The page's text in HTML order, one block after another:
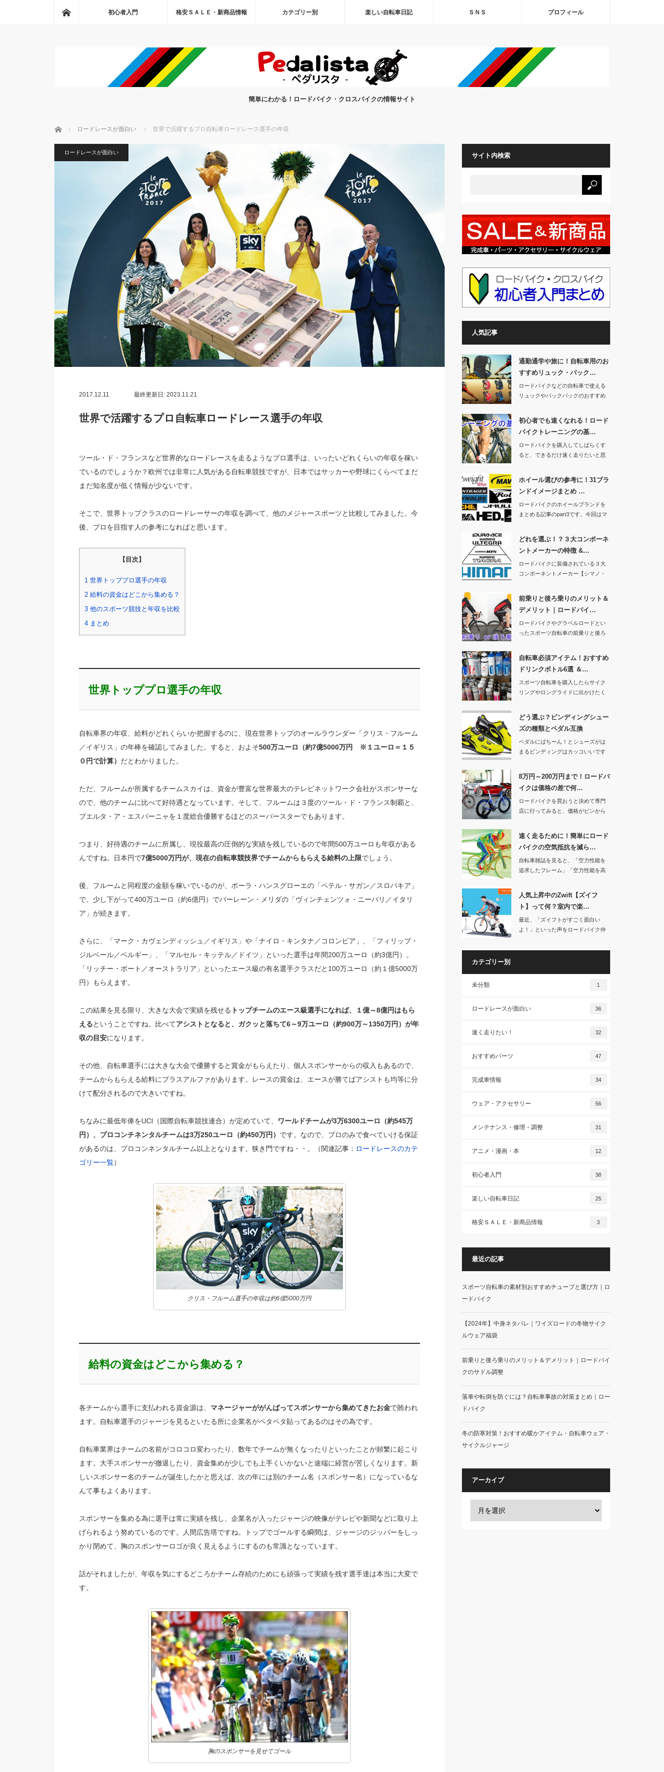
初心者入門 格安ＳＡＬＥ・新商品情報 カテゴリー別 楽しい自転車日記 ＳＮＳ プロフィール
簡単にわかる！ロードバイク・クロスバイクの情報サイト
ホーム ロードレースが面白い 世界で活躍するプロ自転車ロードレース選手の年収
ロードレースが面白い
2017.12.11 最終更新日: 2023.11.21
世界で活躍するプロ自転車ロードレース選手の年収
ツール・ド・フランスなど世界的なロードレースを走るようなプロ選手は、いったいどれくらいの年収を稼い
でいるのでしょうか？欧州では非常に人気がある自転車競技ですが、日本ではサッカーや野球にくらべてまだ
まだ知名度が低く情報が少ないです。
そこで、世界トップクラスのロードレーサーの年収を調べて、他のメジャースポーツと比較してみました。今
後、プロを目指す人の参考になればと思います。
【目次】
1 世界トッププロ選手の年収
2給料の資金はどこから集める？
3他のスポーツ競技と年収を比較
4まとめ
世界トッププロ選手の年収
自転車界の年収、給料がどれくらいか把握するのに、現在世界トップのオールラウンダー「クリス・フルーム
／イギリス」の年棒を確認してみました。すると、およそ500万ユーロ（約7億5000万円 ※１ユーロ＝１５
０円で計算） だとわかりました。
ただ、フルームが所属するチームスカイは、資金が豊富な世界最大のテレビネットワーク会社がスポンサーな
ので、他のチームに比べて好待遇となっています。そして、フルームは３度のツール・ド・フランス制覇と、
ブエルタ・ア・エスパーニャを１度総合優勝するほどのスーパースターでもあります。
つまり、好待遇のチームに所属し、現役最高の圧倒的な実績を残しているので年間500万ユーロも年収がある
んですね。日本円で7億5000万円が、現在の自転車競技界でチームからもらえる給料の上限でしょう。
後、フルームと同程度の金額を稼いでいるのが、ボーラ・ハンスグローエの「ペテル・サガン／スロバキア」
で、少し下がって400万ユーロ（約6億円）でバーレーン・メリダの「ヴィンチェンツォ・ニーバリ／イタリ
ア」が続きます。
さらに、「マーク・カヴェンディッシュ／イギリス」や「ナイロ・キンタナ／コロンビア」、「フィリップ・
ジルベール／ベルギー」、「マルセル・キッテル／ドイツ」といった選手は年間200万ユーロ（約3億円）。
「リッチー・ポート／オーストラリア」といったエース級の有名選手クラスだと100万ユーロ（約１億5000万
円）もらえます。
この結果を見る限り、大きな大会で実績を残せる トップチームのエース級選手になれば、１億～8億円はもら
えるということですね。比べてアシストとなると、ガクッと落ちて6～9万ユーロ（約900万～1350万円）が年
収の目安になります。
その他、自転車選手には大きな大会で優勝すると賞金がもらえたり、個人スポンサーからの収入もあるので、
チームからもらえる給料にプラスアルファがあります。レースの賞金は、エースが勝てばアシストも均等に分
けて配分されるので大きいですね。
ちなみに最低年俸をUCI（国際自転車競技連合）が定めていて、
ワールドチームが3万6300ユーロ（約545万
円）、プロコンチネンタルチームは3万250ユーロ（約450万円） です。なので、プロのみで食べていける保証
があるのは、プロコンネンタルチーム以上となります。狭き門ですね・・。（関連記事： ロードレースのカテ
ゴリー一覧）
クリス・フルーム選手の年収は約6億5000万円
給料の資金はどこから集める？
各チームから選手に支払われる資金源は、 マネージャーががんばってスポンサーから集めてきたお金で賄われ
ます。自転車選手のジャージを見るといたる所に企業名がペタペタ貼ってあるのはその為です。
自転車業界はチームの名前がコロコロ変わったり、数年でチームが無くなったりといったことが頻繁に起こり
ます。大手スポンサーが撤退したり、資金集めが少しでも上手くいかないと途端に経営が苦しくなります。新
しいスポンサー名のチームが誕生したかと思えば、次の年には別のチーム名（スポンサー名）になっているな
んて事もよくあります。
スポンサーを集める為に選手は常に実績を残し、企業名が入ったジャージの映像がテレビや新聞などに取り上
げられるよう努めているのです。人間広告塔ですね。トップでゴールする瞬間は、ジャージのジッパーをしっ
かり閉めて、胸のスポンサーロゴが良く見えるようにするのも常識となっています。
話がそれましたが、年収を気にするどころかチーム存続のためにも頑張って実績を残す選手達は本当に大変で
す。
胸のスポンサーを見せてゴール
サイト内検索
人気記事
通勤通学や旅に！自転車用のお
すすめリュック・バック…
ロードバイクなどの自転車で使える
リュックやバックパックのおすすめ
初心者でも速くなれる！ロード
バイクトレーニングの基…
ロードバイクを購入してしばらくす
ると、できるだけ速く走りたいと思
ホイール選びの参考に！31ブラ
ンドイメージまとめ …
ロードバイクのホイールブランドを
まとめる記事のpart3です。今回はマ
どれを選ぶ！？３大コンポーネ
ントメーカーの特徴 &…
ロードバイクに装備されている３大
コンポーネントメーカー【シマノ・
前乗りと後ろ乗りのメリット＆
デメリット｜ロードバイ…
ロードバイクやグラベルロードとい
ったスポーツ自転車の前乗りと後ろ
自転車必須アイテム！おすすめ
ドリンクボトル6選 ＆…
スポーツ自転車を購入したらサイク
リングやロングライドに出かけたく
どう選ぶ？ビンディングシュー
ズの種類とペダル互換
ペダルにばちーん！とシューズがは
まるビンディングはカッコいいです
8万円～200万円まで！ロードバ
イクは価格の差で何…
ロードバイクを買おうと決めて専門
店に行ってみると、価格がピンから
速く走るために！簡単にロード
バイクの空気抵抗を減ら…
自転車雑誌を見ると、「空力性能を
追求したフレーム」「空力性能を高
人気上昇中のZwift【ズイフ
ト】って何？室内で楽…
最近、「ズイフトがすごく面白い
よ！」といった声をロードバイク仲
カテゴリー別
未分類 1
ロードレースが面白い 36
速く走りたい！ 32
おすすめパーツ 47
完成車情報 34
ウェア・アクセサリー 56
メンテナンス・修理・調整 31
アニメ・漫画・本 12
初心者入門 38
楽しい自転車日記 25
格安ＳＡＬＥ・新商品情報 3
最近の記事
スポーツ自転車の素材別おすすめチューブと選び方｜ロ
ードバイク
【2024年】中身ネタバレ｜ワイズロードの冬物サイク
ルウェア福袋
前乗りと後ろ乗りのメリット＆デメリット｜ロードバイ
クのサドル調整
落車や転倒を防ぐには？自転車事故の対策まとめ｜ロー
ドバイク
冬の防寒対策！おすすめ暖かアイテム・自転車ウェア・
サイクルジャージ
アーカイブ